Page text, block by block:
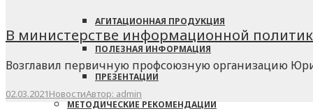
АГИТАЦИОННАЯ ПРОДУКЦИЯ
ПОЛЕЗНАЯ ИНФОРМАЦИЯ
ПРЕЗЕНТАЦИИ
МЕТОДИЧЕСКИЕ РЕКОМЕНДАЦИИ
В министерстве информационной
Возглавил первичную профсоюзную организацию
02.03.2021НовостиАвтор: admin